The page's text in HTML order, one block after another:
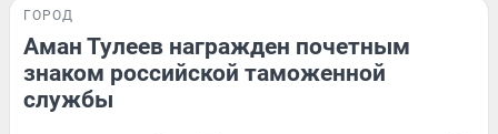
ГОРОД
Аман Тулеев награжден почетным
знаком российской таможенной
службы